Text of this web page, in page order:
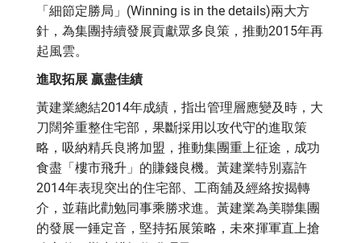
「細節定勝局」(Winning is in the details)兩大方
針，為集團持續發展貢獻眾多良策，推動2015年再
起風雲。
進取拓展 贏盡佳績
黃建業總結2014年成績，指出管理層應變及時，大
刀闊斧重整住宅部，果斷採用以攻代守的進取策
略，吸納精兵良將加盟，推動集團重上征途，成功
食盡「樓市飛升」的賺錢良機。黃建業特別嘉許
2014年表現突出的住宅部、工商舖及經絡按揭轉
介，並藉此勸勉同事乘勝求進。黃建業為美聯集團
的發展一錘定音，堅持拓展策略，未來揮軍直上搶